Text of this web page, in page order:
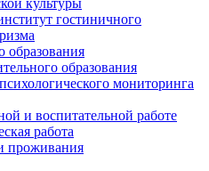
культуры
гостиничного
образования
образования
мониторинга
и воспитательной работе
работа
проживания